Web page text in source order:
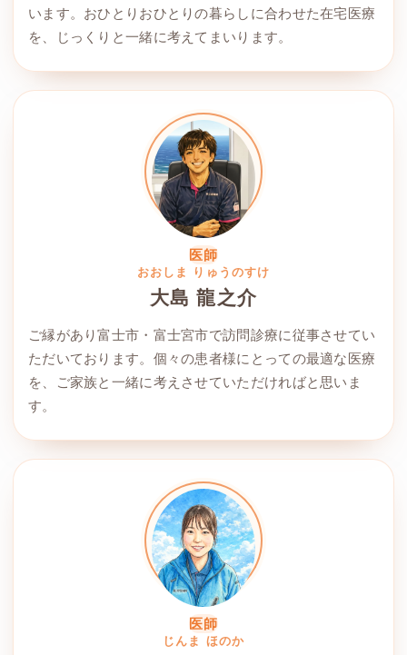
います。おひとりおひとりの暮らしに合わせた在宅医療
を、じっくりと一緒に考えてまいります。
医師
おおしま りゅうのすけ
大島 龍之介
ご縁があり富士市・富士宮市で訪問診療に従事させてい
ただいております。個々の患者様にとっての最適な医療
を、ご家族と一緒に考えさせていただければと思いま
す。
医師
じんま ほのか